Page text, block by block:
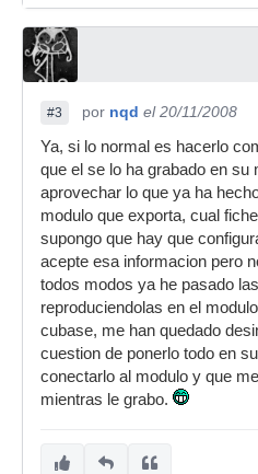
#3 por nqd el 20/11/2008
Ya, si lo normal es hacerlo
que el se lo ha grabado en su
aprovechar lo que ya ha
modulo que exporta, cual
supongo que hay que
acepte esa informacion pero
todos modos ya he pasado
reproduciendolas en el
cubase, me han quedado
cuestion de ponerlo todo en
conectarlo al modulo y que
mientras le grabo.